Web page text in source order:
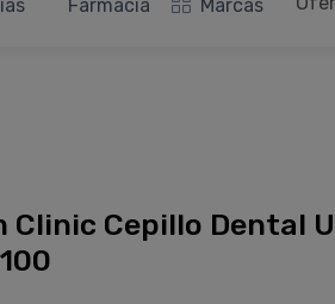
Farmacia Marcas
Clinic Cepillo Dental